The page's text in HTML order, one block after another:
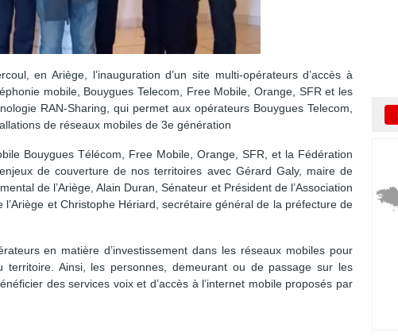
en Ariège, l’inauguration d’un site multi-opérateurs d’accès à
mobile, Bouygues Telecom, Free Mobile, Orange, SFR et les
RAN-Sharing, qui permet aux opérateurs Bouygues Telecom,
de réseaux mobiles de 3e génération
Bouygues Télécom, Free Mobile, Orange, SFR, et la Fédération
de couverture de nos territoires avec Gérard Galy, maire de
de l’Ariège, Alain Duran, Sénateur et Président de l’Association
et Christophe Hériard, secrétaire général de la préfecture de
en matière d’investissement dans les réseaux mobiles pour
territoire. Ainsi, les personnes, demeurant ou de passage sur les
des services voix et d’accès à l’internet mobile proposés par